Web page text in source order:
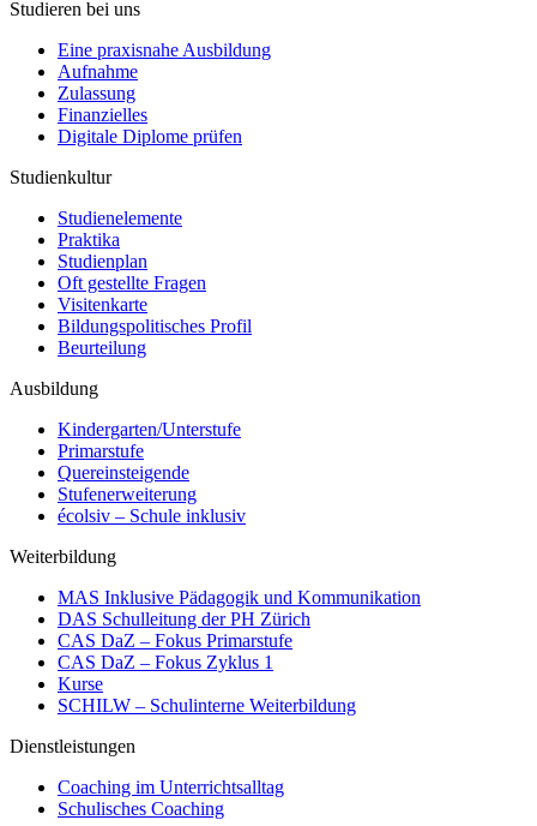
Studieren bei uns
Eine praxisnahe Ausbildung
Aufnahme
Zulassung
Finanzielles
Digitale Diplome prüfen
Studienkultur
Studienelemente
Praktika
Studienplan
Oft gestellte Fragen
Visitenkarte
Bildungspolitisches Profil
Beurteilung
Ausbildung
Kindergarten/Unterstufe
Primarstufe
Quereinsteigende
Stufenerweiterung
écolsiv – Schule inklusiv
Weiterbildung
MAS Inklusive Pädagogik und Kommunikation
DAS Schulleitung der PH Zürich
CAS DaZ – Fokus Primarstufe
CAS DaZ – Fokus Zyklus 1
Kurse
SCHILW – Schulinterne Weiterbildung
Dienstleistungen
Coaching im Unterrichtsalltag
Schulisches Coaching